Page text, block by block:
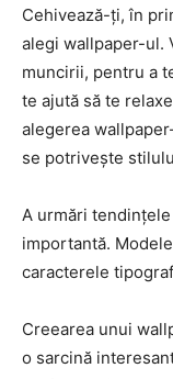
Cehivează-ți, în
alegi wallpaper-ul.
muncirii, pentru a
te ajută să te
alegerea
se potrivește
A urmări
importantă.
caracterele
Creearea unui
o sarcină